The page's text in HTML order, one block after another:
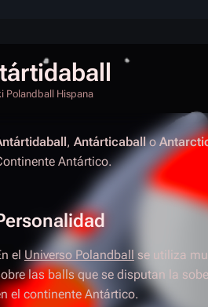
Polandball Hispana
, Antárticaballo
Antártico.
el Universo Polandball se utiliza
las balls que se disputan la
el continente Antártico.